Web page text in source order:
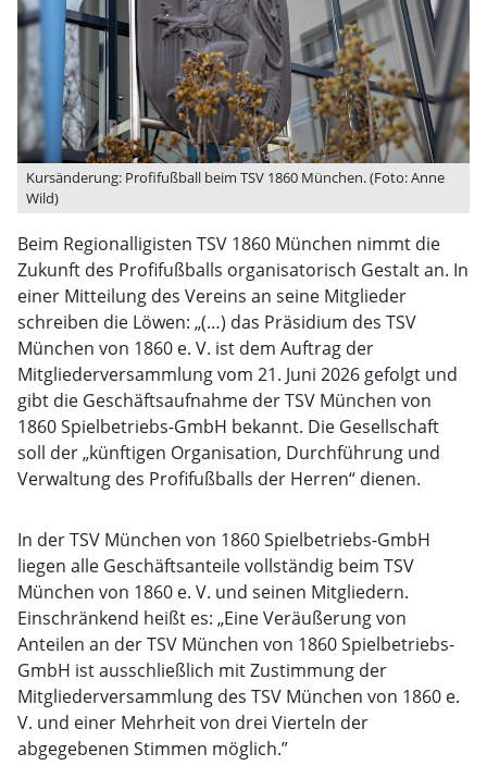
Kursänderung: Profifußball beim TSV 1860 München. (Foto: Anne
Wild)
Beim Regionalligisten TSV 1860 München nimmt die
Zukunft des Profifußballs organisatorisch Gestalt an. In
einer Mitteilung des Vereins an seine Mitglieder
schreiben die Löwen: „(…) das Präsidium des TSV
München von 1860 e. V. ist dem Auftrag der
Mitgliederversammlung vom 21. Juni 2026 gefolgt und
gibt die Geschäftsaufnahme der TSV München von
1860 Spielbetriebs-GmbH bekannt. Die Gesellschaft
soll der „künftigen Organisation, Durchführung und
Verwaltung des Profifußballs der Herren“ dienen.
In der TSV München von 1860 Spielbetriebs-GmbH
liegen alle Geschäftsanteile vollständig beim TSV
München von 1860 e. V. und seinen Mitgliedern.
Einschränkend heißt es: „Eine Veräußerung von
Anteilen an der TSV München von 1860 Spielbetriebs-
GmbH ist ausschließlich mit Zustimmung der
Mitgliederversammlung des TSV München von 1860 e.
V. und einer Mehrheit von drei Vierteln der
abgegebenen Stimmen möglich.”